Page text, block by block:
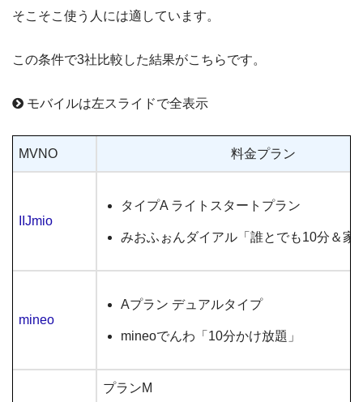
そこそこ使う人には適しています。
この条件で3社比較した結果がこちらです。
モバイルは左スライドで全表示
MVNO 料金プラン
IIJmio
タイプA ライトスタートプラン
みおふぉんダイアル「誰とでも10分＆家
mineo
Aプラン デュアルタイプ
mineoでんわ「10分かけ放題」
プランM